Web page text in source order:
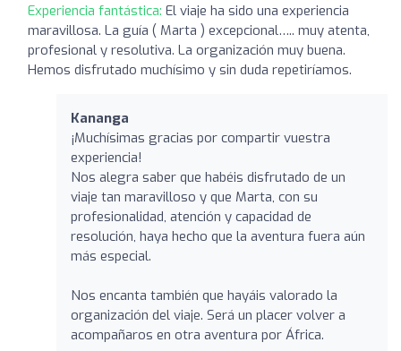
Experiencia fantástica: El viaje ha sido una experiencia
maravillosa. La guía ( Marta ) excepcional….. muy atenta,
profesional y resolutiva. La organización muy buena.
Hemos disfrutado muchísimo y sin duda repetiríamos.
Kananga
¡Muchísimas gracias por compartir vuestra
experiencia!
Nos alegra saber que habéis disfrutado de un
viaje tan maravilloso y que Marta, con su
profesionalidad, atención y capacidad de
resolución, haya hecho que la aventura fuera aún
más especial.
Nos encanta también que hayáis valorado la
organización del viaje. Será un placer volver a
acompañaros en otra aventura por África.